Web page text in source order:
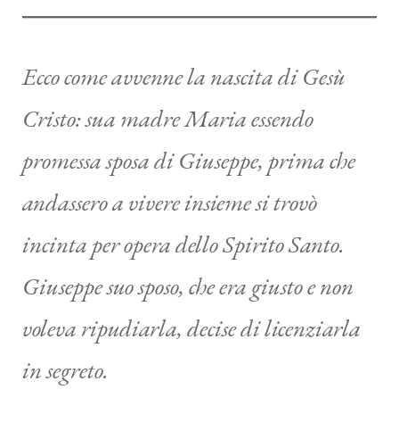
Ecco come avvenne la nascita di Gesù
Cristo: sua madre Maria essendo
promessa sposa di Giuseppe, prima che
andassero a vivere insieme si trovò
incinta per opera dello Spirito Santo.
Giuseppe suo sposo, che era giusto e non
voleva ripudiarla, decise di licenziarla
in segreto.